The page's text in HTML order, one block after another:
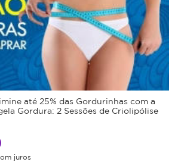
até 25% das Gordurinhas com a
Gordura: 2 Sessões de Criolipólise
juros